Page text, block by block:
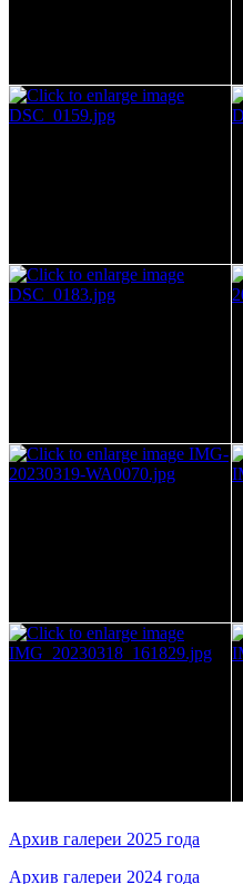
Архив галереи 2025 года
Архив галереи 2024 года